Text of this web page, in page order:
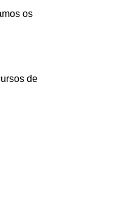
os
de